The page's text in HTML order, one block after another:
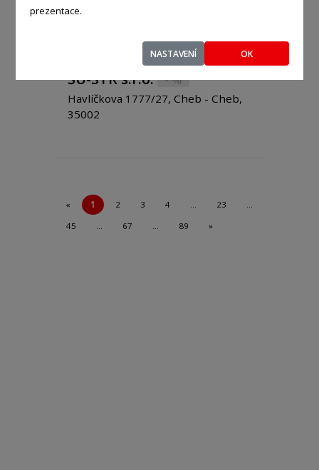
prezentace.
NASTAVENÍ OK
ŠU-STR s.r.o. - %
Havlíčkova 1777/27, Cheb - Cheb,
35002
« 1 2 3 4 … 23
…
45
… 67 … 89 »